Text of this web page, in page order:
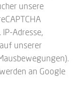
unsere
Adresse,
unserer
an Google